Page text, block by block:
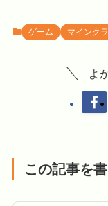
ゲーム マインク
よ
この記事を